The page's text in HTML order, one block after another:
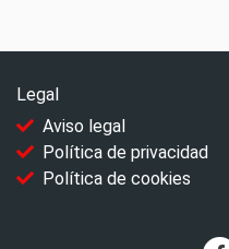
Legal
Aviso legal
Política de privacidad
Política de cookies